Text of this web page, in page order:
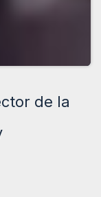
de la